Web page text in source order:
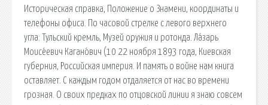
Историческая справка, Положение о Знамени, координаты и
телефоны офиса. По часовой стрелке с левого верхнего
угла: Тульский кремль, Музей оружия и ротонда. Ла́зарь
Моисе́евич Кагано́вич (10 22 ноября 1893 года, Киевская
губерния, Российская империя. И память о войне нам книга
оставляет. С каждым годом отдаляется от нас во времени
грозная. О своих предках по отцовской линии я знаю совсем